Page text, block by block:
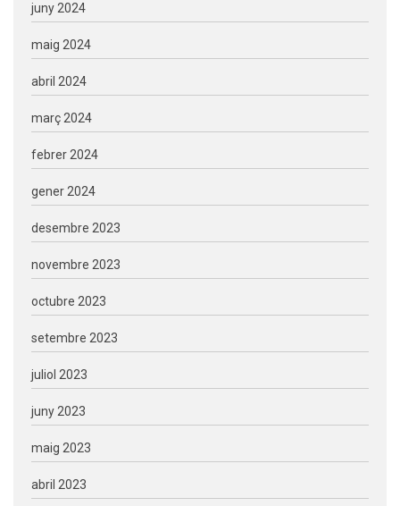
juny 2024
maig 2024
abril 2024
març 2024
febrer 2024
gener 2024
desembre 2023
novembre 2023
octubre 2023
setembre 2023
juliol 2023
juny 2023
maig 2023
abril 2023